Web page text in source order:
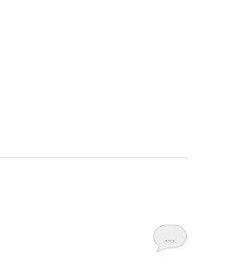
…